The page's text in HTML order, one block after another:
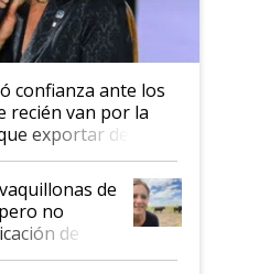
confianza ante los
recién van por la
exportar dejó de
"Tenemos un
del gobierno
de
no
de